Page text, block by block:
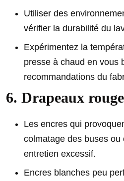
Utiliser des
vérifier la durabilité du
Expérimentez la
presse à chaud en vous
recommandations du
6. Drapeaux
Les encres qui
colmatage des buses ou
entretien excessif.
Encres blanches peu